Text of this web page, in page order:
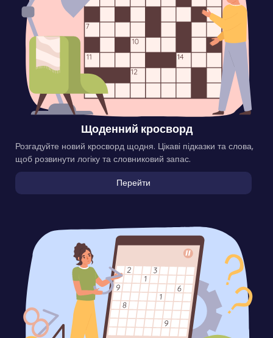
Щоденний кросворд
Розгадуйте новий кросворд щодня. Цікаві підказки та слова,
щоб розвинути логіку та словниковий запас.
Перейти